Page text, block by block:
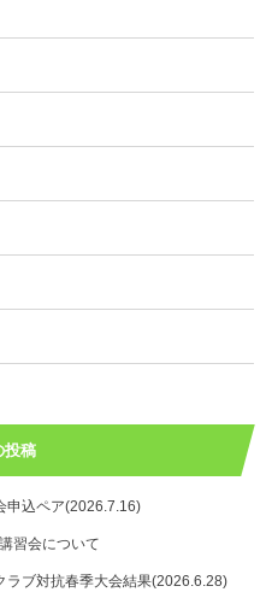
投稿
申込ペア(2026.7.16)
習会について
ラブ対抗春季大会結果(2026.6.28)